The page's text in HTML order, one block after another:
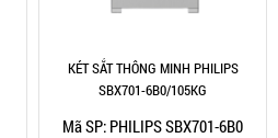
KÉT SẮT THÔNG MINH PHILIPS
SBX701-6B0/105KG
Mã SP: PHILIPS SBX701-6B0